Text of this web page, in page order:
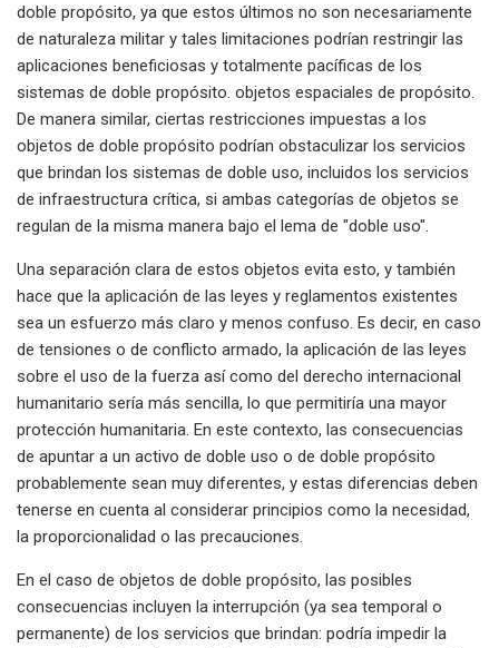
doble propósito, ya que estos últimos no son necesariamente
de naturaleza militar y tales limitaciones podrían restringir las
aplicaciones beneficiosas y totalmente pacíficas de los
sistemas de doble propósito. objetos espaciales de propósito.
De manera similar, ciertas restricciones impuestas a los
objetos de doble propósito podrían obstaculizar los servicios
que brindan los sistemas de doble uso, incluidos los servicios
de infraestructura crítica, si ambas categorías de objetos se
regulan de la misma manera bajo el lema de "doble uso".
Una separación clara de estos objetos evita esto, y también
hace que la aplicación de las leyes y reglamentos existentes
sea un esfuerzo más claro y menos confuso. Es decir, en caso
de tensiones o de conflicto armado, la aplicación de las leyes
sobre el uso de la fuerza así como del derecho internacional
humanitario sería más sencilla, lo que permitiría una mayor
protección humanitaria. En este contexto, las consecuencias
de apuntar a un activo de doble uso o de doble propósito
probablemente sean muy diferentes, y estas diferencias deben
tenerse en cuenta al considerar principios como la necesidad,
la proporcionalidad o las precauciones.
En el caso de objetos de doble propósito, las posibles
consecuencias incluyen la interrupción (ya sea temporal o
permanente) de los servicios que brindan: podría impedir la